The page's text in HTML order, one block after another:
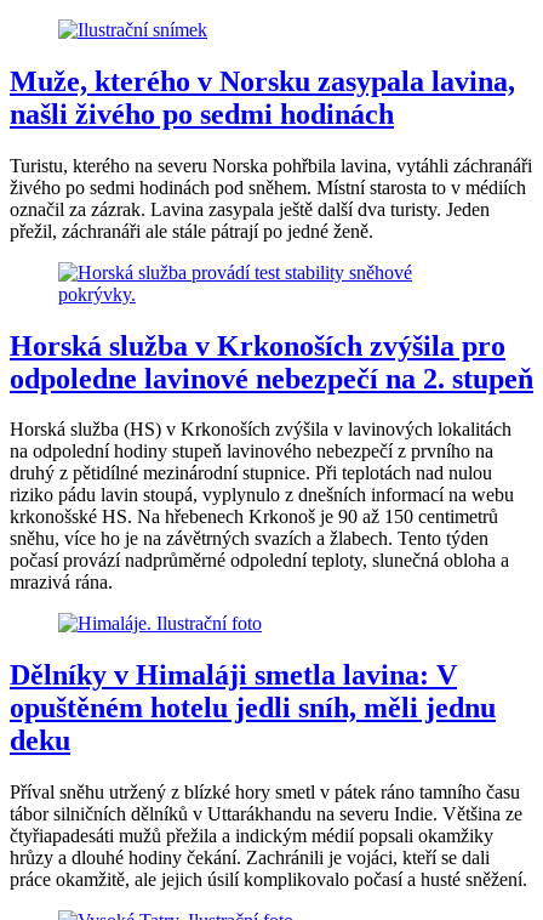
Muže, kterého v Norsku zasypala lavina,
našli živého po sedmi hodinách
Turistu, kterého na severu Norska pohřbila lavina, vytáhli záchranáři
živého po sedmi hodinách pod sněhem. Místní starosta to v médiích
označil za zázrak. Lavina zasypala ještě další dva turisty. Jeden
přežil, záchranáři ale stále pátrají po jedné ženě.
Horská služba v Krkonoších zvýšila pro
odpoledne lavinové nebezpečí na 2. stupeň
Horská služba (HS) v Krkonoších zvýšila v lavinových lokalitách
na odpolední hodiny stupeň lavinového nebezpečí z prvního na
druhý z pětidílné mezinárodní stupnice. Při teplotách nad nulou
riziko pádu lavin stoupá, vyplynulo z dnešních informací na webu
krkonošské HS. Na hřebenech Krkonoš je 90 až 150 centimetrů
sněhu, více ho je na závětrných svazích a žlabech. Tento týden
počasí provází nadprůměrné odpolední teploty, slunečná obloha a
mrazivá rána.
Dělníky v Himaláji smetla lavina: V
opuštěném hotelu jedli sníh, měli jednu
deku
Příval sněhu utržený z blízké hory smetl v pátek ráno tamního času
tábor silničních dělníků v Uttarákhandu na severu Indie. Většina ze
čtyřiapadesáti mužů přežila a indickým médií popsali okamžiky
hrůzy a dlouhé hodiny čekání. Zachránili je vojáci, kteří se dali
práce okamžitě, ale jejich úsilí komplikovalo počasí a husté sněžení.